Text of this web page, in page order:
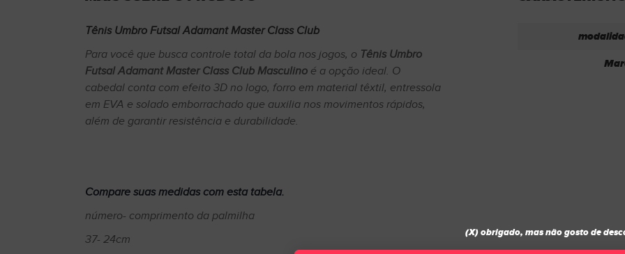
Tênis Umbro Futsal Adamant Master Class Club
Para você que busca controle total da bola nos jogos, o Tênis Umbro
Futsal Adamant Master Class Club Masculino é a opção ideal. O
cabedal conta com efeito 3D no logo, forro em material têxtil, entressola
em EVA e solado emborrachado que auxilia nos movimentos rápidos,
além de garantir resistência e durabilidade.
Compare suas medidas com esta tabela.
número- comprimento da palmilha
37- 24cm
(X) obrigado, mas não gosto de